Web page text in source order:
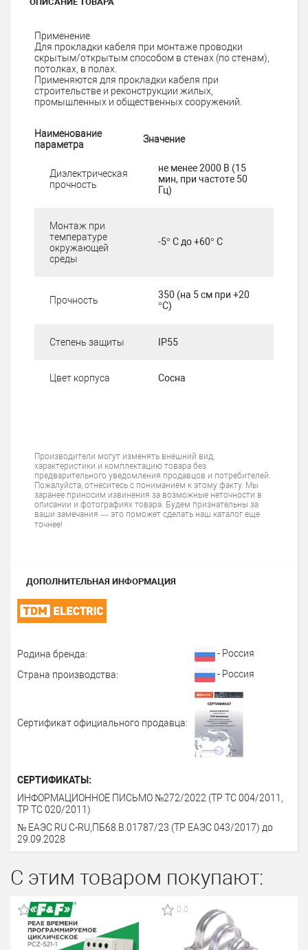
Применение
Для прокладки кабеля при монтаже проводки
скрытым/открытым способом в стенах (по стенам),
потолках, в полах.
Применяются для прокладки кабеля при
строительстве и реконструкции жилых,
промышленных и общественных сооружений.
Наименование
параметра
Значение
Диэлектрическая
прочность
не менее 2000 В (15
мин, при частоте 50
Гц)
Монтаж при
температуре
окружающей
среды
-5° C до +60° C
Прочность
350 (на 5 см при +20
°С)
Степень защиты IP55
Цвет корпуса Сосна
Производители могут изменять внешний вид,
характеристики и комплектацию товара без
предварительного уведомления продавцов и потребителей.
Пожалуйста, отнеситесь с пониманием к этому факту. Мы
заранее приносим извинения за возможные неточности в
описании и фотографиях товара. Будем признательны за
ваши замечания — это поможет сделать наш каталог еще
точнее!
ДОПОЛНИТЕЛЬНАЯ ИНФОРМАЦИЯ
Родина бренда:
- Россия
Страна производства:
- Россия
Сертификат официального продавца:
СЕРТИФИКАТЫ:
ИНФОРМАЦИОННОЕ ПИСЬМО №272/2022 (ТР ТС 004/2011,
ТР ТС 020/2011)
№ ЕАЭС RU С-RU,ПБ68.В.01787/23 (ТР ЕАЭС 043/2017) до
29.09.2028
С этим товаром покупают:
0.0 0.0